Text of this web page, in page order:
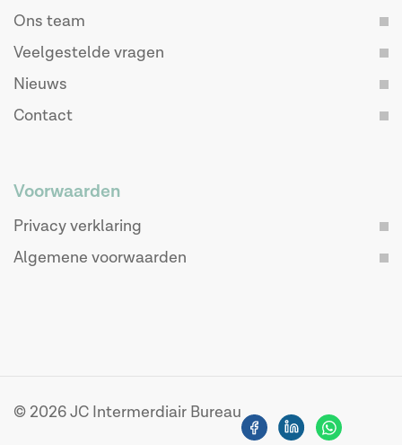
Ons team
Veelgestelde vragen
Nieuws
Contact
Voorwaarden
Privacy verklaring
Algemene voorwaarden
© 2026 JC Intermerdiair Bureau